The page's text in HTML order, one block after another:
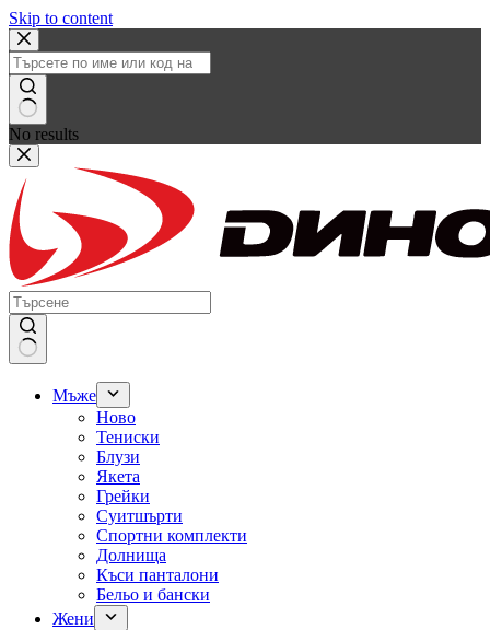
Skip to content
No results
Мъже
Ново
Тениски
Блузи
Якета
Грейки
Суитшърти
Спортни комплекти
Долнища
Къси панталони
Бельо и бански
Жени